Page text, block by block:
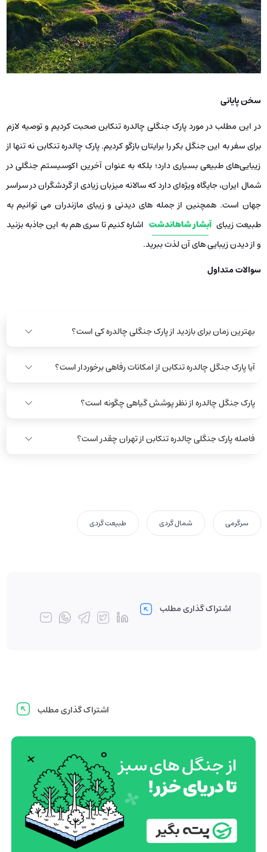
سخن پایانی
در این مطلب در مورد پارک جنگلی چالدره تنکابن صحبت کردیم و توصیه لازم
برای سفر به این جنگل بکر را برایتان بازگو کردیم. پارک چالدره تنکابن نه تنها از
زیبایی‌های طبیعی بسیاری دارد؛ بلکه به عنوان آخرین اکوسیستم جنگلی در
شمال ایران، جایگاه ویژه‌ای دارد که سالانه میزبان زیادی از گردشگران در سراسر
جهان است. همچنین از جمله های دیدنی و زیبای مازندران می توانیم به
طبیعت زیبای آبشار شاهاندشت اشاره کنیم تا سری هم به این جاذبه بزنید
و از دیدن زیبایی های آن لذت ببرید.
سوالات متداول
بهترین زمان برای بازدید از پارک جنگلی چالدره کی است؟
آیا پارک جنگل چالدره تنکابن از امکانات رفاهی برخوردار است؟
پارک جنگل چالدره از نظر پوشش گیاهی چگونه است؟
فاصله پارک جنگلی چالدره تنکابن از تهران چقدر است؟
سرگرمی شمال گردی طبیعت گردی
اشتراک گذاری مطلب
اشتراک گذاری مطلب